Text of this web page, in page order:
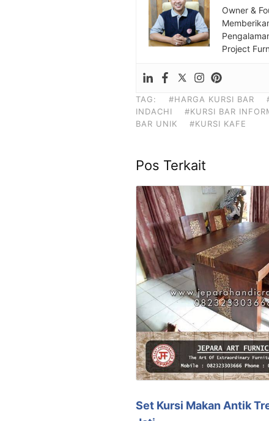
Owner &
Project
TAG: #HARGA KURSI BAR
INDACHI
#KURSI BAR
BAR UNIK
#KURSI KAFE
Pos Terkait
Set Kursi Makan Antik